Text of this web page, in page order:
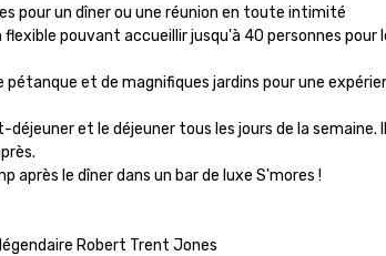
pour un dîner ou une réunion en toute intimité
pouvant accueillir jusqu'à 40 personnes
et de magnifiques jardins pour une
et le déjeuner tous les jours de la
après le dîner dans un bar de luxe S'mores !
Robert Trent Jones